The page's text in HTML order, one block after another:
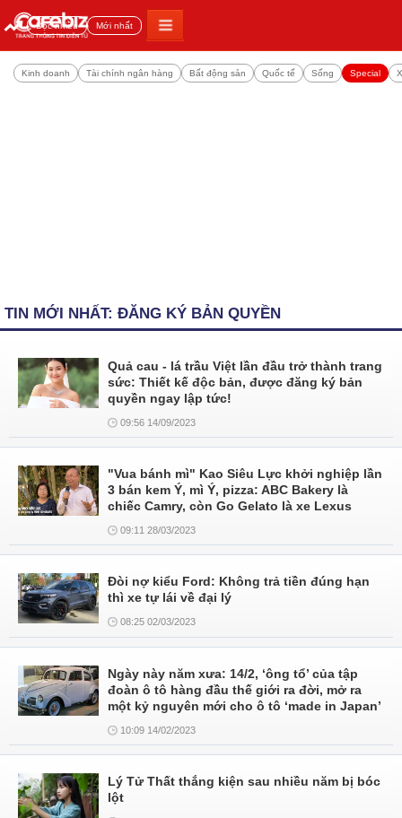
Đọc nhiều Mới nhất
Kinh doanh Tài chính ngân hàng Bất động sản Quốc tế Sống Special
TIN MỚI NHẤT: ĐĂNG KÝ BẢN QUYỀN
Quả cau - lá trầu Việt lần đầu trở thành trang
sức: Thiết kế độc bản, được đăng ký bản
quyền ngay lập tức!
09:56 14/09/2023
"Vua bánh mì" Kao Siêu Lực khởi nghiệp lần
3 bán kem Ý, mì Ý, pizza: ABC Bakery là
chiếc Camry, còn Go Gelato là xe Lexus
09:11 28/03/2023
Đòi nợ kiểu Ford: Không trả tiền đúng hạn
thì xe tự lái về đại lý
08:25 02/03/2023
Ngày này năm xưa: 14/2, ‘ông tổ’ của tập
đoàn ô tô hàng đầu thế giới ra đời, mở ra
một kỷ nguyên mới cho ô tô ‘made in Japan’
10:09 14/02/2023
Lý Tử Thất thắng kiện sau nhiều năm bị bóc
lột